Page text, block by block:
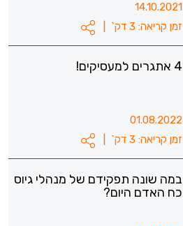
14.10.2021
זמן קריאה: 3 דק`
4 אתגרים למעסיקים!
01.08.2022
זמן קריאה: 3 דק`
במה שונה תפקידם של מנהלי גיוס
כח האדם היום?